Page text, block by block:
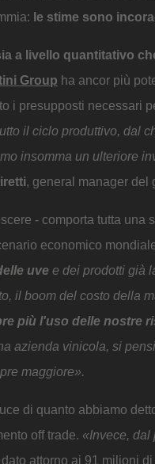
le stime sono
a livello quantitativo
Group ha ancor più
presupposti necessari
il ciclo produttivo, dal
insomma un ulteriore
, general manager del
- comporta tutta una
economico
uve e dei prodotti già
il boom del costo della
più l'uso delle nostre
azienda vinicola, si
maggiore».
di quanto abbiamo
off trade. «Invece, dal
attorno ai 91 milioni